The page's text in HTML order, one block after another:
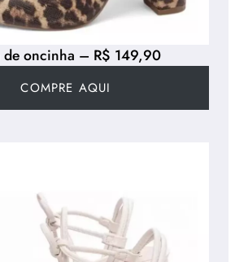
de oncinha – R$ 149,90
COMPRE AQUI